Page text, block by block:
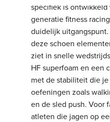
specifiek is
generatie fitness
duidelijk
deze schoen
ziet in snelle
HF superfoam en een
met de stabiliteit die
oefeningen zoals
en de sled push. Voor
atleten die jagen op